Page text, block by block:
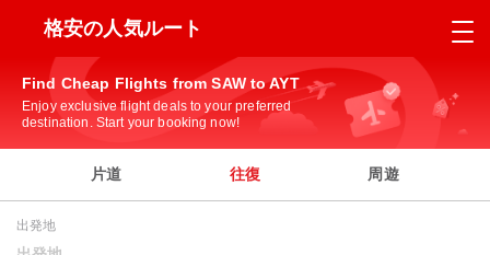
格安の人気ルート
Find Cheap Flights from SAW to AYT
Enjoy exclusive flight deals to your preferred
destination. Start your booking now!
片道 往復 周遊
出発地